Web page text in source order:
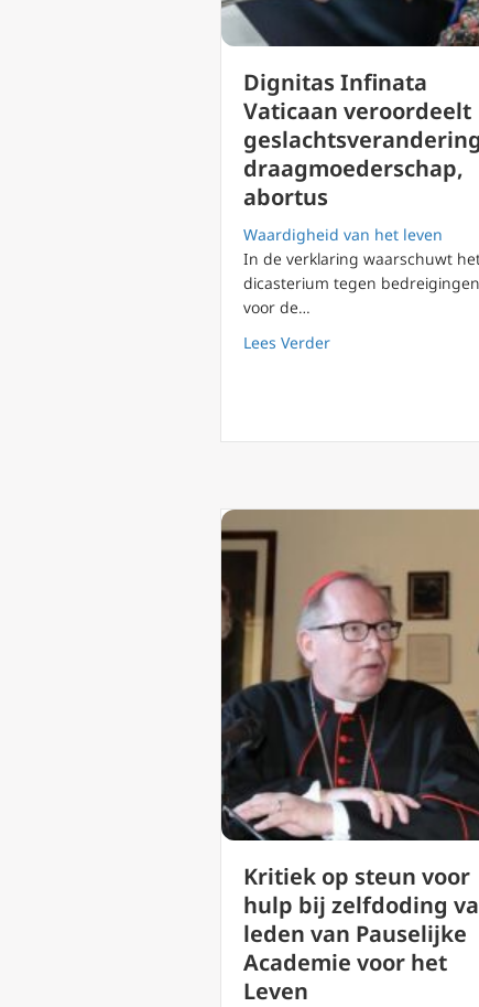
Dignitas Infinata
Vaticaan veroordeelt
draagmoederschap,
abortus
Waardigheid van het leven
In de verklaring waarschuwt
dicasterium tegen bedreigingen
voor de…
Lees Verderabout Dignitas
Kritiek op steun voor
hulp bij zelfdoding
leden van Pauselijke
Academie voor het
Leven